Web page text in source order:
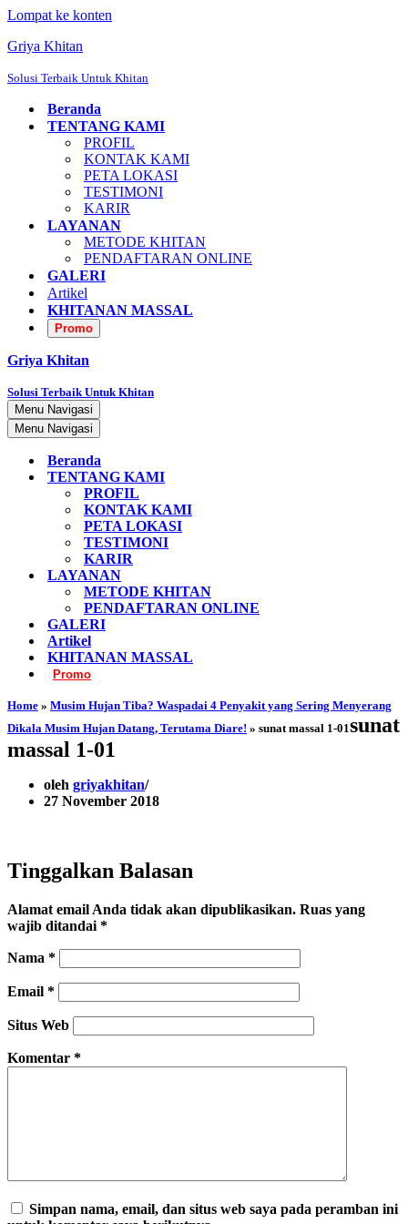
Lompat ke konten
Griya Khitan
Solusi Terbaik Untuk Khitan
Beranda
TENTANG KAMI
PROFIL
KONTAK KAMI
PETA LOKASI
TESTIMONI
KARIR
LAYANAN
METODE KHITAN
PENDAFTARAN ONLINE
GALERI
Artikel
KHITANAN MASSAL
Promo
Griya Khitan
Solusi Terbaik Untuk Khitan
Menu Navigasi
Menu Navigasi
Beranda
TENTANG KAMI
PROFIL
KONTAK KAMI
PETA LOKASI
TESTIMONI
KARIR
LAYANAN
METODE KHITAN
PENDAFTARAN ONLINE
GALERI
Artikel
KHITANAN MASSAL
Promo
Home » Musim Hujan Tiba? Waspadai 4 Penyakit yang Sering Menyerang
Dikala Musim Hujan Datang, Terutama Diare! » sunat massal 1-01sunat
massal 1-01
oleh griyakhitan
27 November 2018
Tinggalkan Balasan
Alamat email Anda tidak akan dipublikasikan. Ruas yang
wajib ditandai *
Nama *
Email *
Situs Web
Komentar *
Simpan nama, email, dan situs web saya pada peramban ini